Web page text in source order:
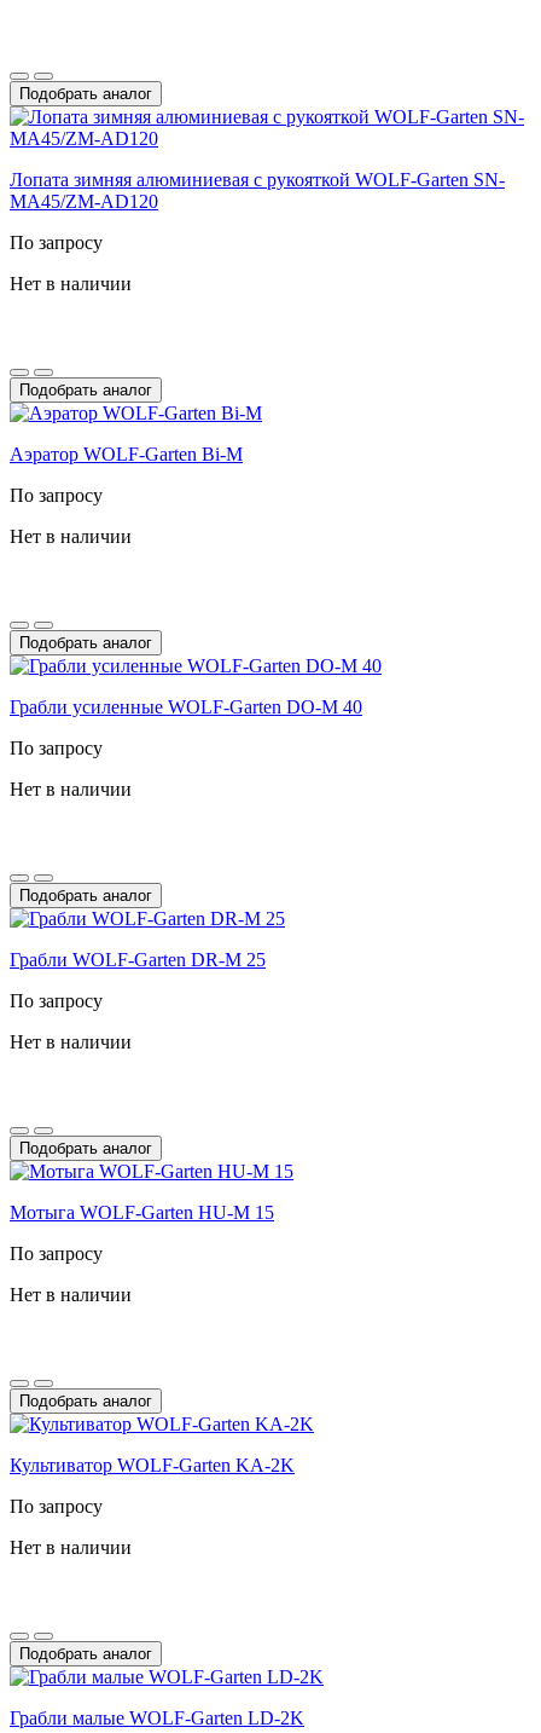
Подобрать аналог
Лопата зимняя алюминиевая с рукояткой WOLF-Garten SN-
MA45/ZM-AD120
По запросу
Нет в наличии
Подобрать аналог
Аэратор WOLF-Garten Bi-M
По запросу
Нет в наличии
Подобрать аналог
Грабли усиленные WOLF-Garten DO-M 40
По запросу
Нет в наличии
Подобрать аналог
Грабли WOLF-Garten DR-M 25
По запросу
Нет в наличии
Подобрать аналог
Мотыга WOLF-Garten HU-M 15
По запросу
Нет в наличии
Подобрать аналог
Культиватор WOLF-Garten KA-2K
По запросу
Нет в наличии
Подобрать аналог
Грабли малые WOLF-Garten LD-2K